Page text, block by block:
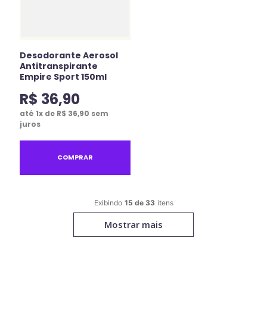
Desodorante Aerosol
Antitranspirante
Empire Sport 150ml
R$ 36,90
até 1x de R$ 36,90 sem
juros
COMPRAR
15 de 33
Mostrar mais